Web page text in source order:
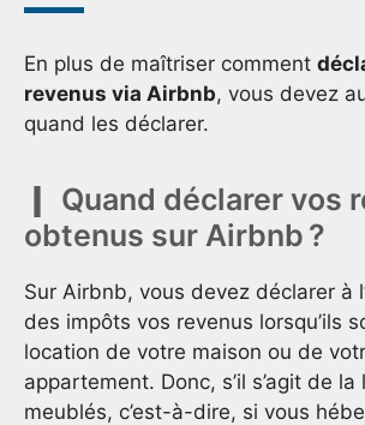
En plus de maîtriser comment
revenus via Airbnb, vous devez
quand les déclarer.
Quand déclarer vos
obtenus sur Airbnb ?
Sur Airbnb, vous devez déclarer à
des impôts vos revenus lorsqu’ils
location de votre maison ou de
appartement. Donc, s’il s’agit de
meublés, c’est-à-dire, si vous